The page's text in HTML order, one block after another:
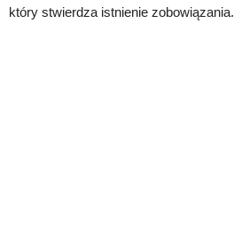
który stwierdza istnienie zobowiązania.